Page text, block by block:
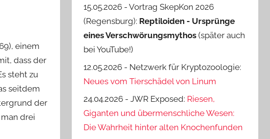
einem
dass der
steht zu
seitdem
der
drei
15.05.2026 - Vortrag SkepKon 2026
(Regensburg): Reptiloiden - Ursprünge
eines Verschwörungsmythos (später auch
bei YouTube!)
12.05.2026 - Netzwerk für Kryptozoologie:
Neues vom Tierschädel von Linum
24.04.2026 - JWR Exposed: Riesen,
Giganten und übermenschliche Wesen:
Die Wahrheit hinter alten Knochenfunden